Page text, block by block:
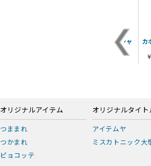
ペーネロペー Tシャ
¥3,190（税込）
カ
オリジナルアイテム
つままれ
つかまれ
ピョコッテ
オリジナルタイト
アイテムヤ
ミスカトニック大